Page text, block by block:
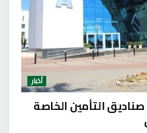
أخبار
التأمين الخاصة